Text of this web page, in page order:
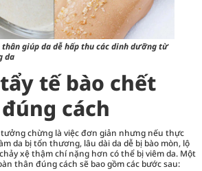
thân giúp da dễ hấp thu các dinh dưỡng từ
da
tế bào chết
cách
tưởng chừng là việc đơn giản nhưng nếu thực
da bị tổn thương, lâu dài da dễ bị bào mòn, lộ
xệ thậm chí nặng hơn có thể bị viêm da. Một
thân đúng cách sẽ bao gồm các bước sau: